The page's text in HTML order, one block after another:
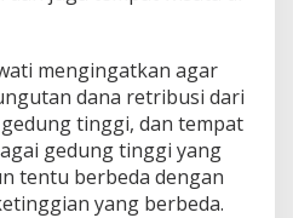
mengingatkan agar
dana retribusi dari
tinggi, dan tempat
gedung tinggi yang
tentu berbeda dengan
yang berbeda.